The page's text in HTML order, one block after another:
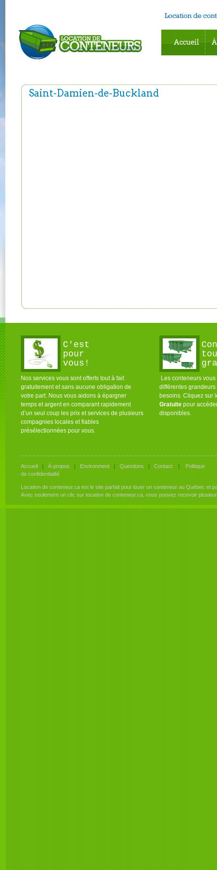
Accueil
Saint-Damien-de-Buckland
C'est
pour
vous!
Nos services vous sont offerts tout à fait
gratuitement et sans aucune obligation de
votre part. Nous vous aidons à épargner
temps et argent en comparant rapidement
d’un seul coup les prix et services de plusieurs
compagnies locales et fiables
présélectionnées pour vous.
Les conteneurs
différentes grandeurs
besoins. Cliquez sur
Gratuite pour
disponibles.
Accueil | À-propos | Environment | Questions | Contact | Politique
de confidentialité
Location de conteneur.ca est le site parfait pour louer un conteneur au Québec et
Avec seulement un clic sur location de conteneur.ca, vous pouvez recevoir